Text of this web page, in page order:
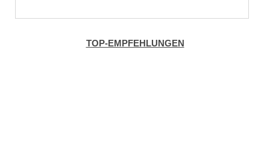
TOP-EMPFEHLUNGEN